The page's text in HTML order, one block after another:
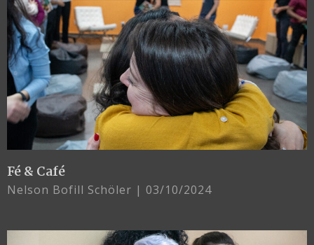
Fé & Café
Nelson Bofill Schöler 03/10/2024